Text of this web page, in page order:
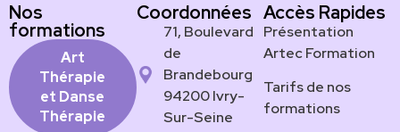
Nos
formations
Art
Thérapie
et Danse
Thérapie
Coordonnées
71, Boulevard
de
Brandebourg
94200 Ivry-
Sur-Seine
Accès Rapides
Présentation
Artec Formation
Tarifs de nos
formations